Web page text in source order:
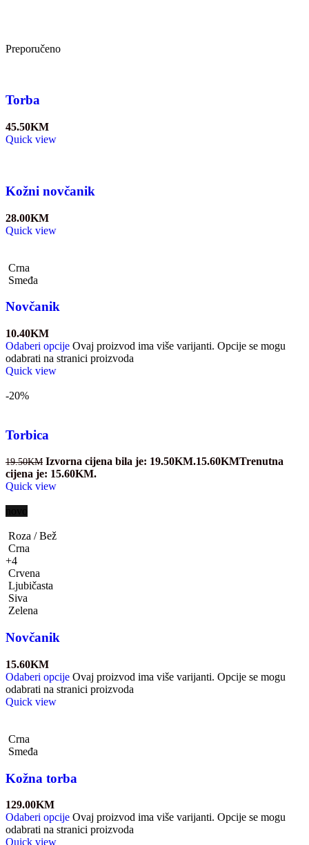
Preporučeno
Torba
45.50KM
Quick view
Kožni novčanik
28.00KM
Quick view
Crna
Smeđa
Novčanik
10.40KM
Odaberi opcije Ovaj proizvod ima više varijanti. Opcije se mogu
odabrati na stranici proizvoda
Quick view
-20%
Torbica
19.50KM Izvorna cijena bila je: 19.50KM.15.60KMTrenutna
cijena je: 15.60KM.
Quick view
Roza / Bež
Crna
+4
Crvena
Ljubičasta
Siva
Zelena
Novčanik
15.60KM
Odaberi opcije Ovaj proizvod ima više varijanti. Opcije se mogu
odabrati na stranici proizvoda
Quick view
Crna
Smeđa
Kožna torba
129.00KM
Odaberi opcije Ovaj proizvod ima više varijanti. Opcije se mogu
odabrati na stranici proizvoda
Quick view